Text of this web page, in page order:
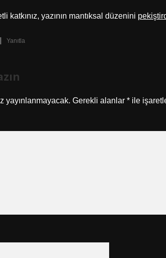
katkınız, yazının mantıksal düzenini
Yanıtla
yayınlanmayacak. Gerekli alanlar * ile